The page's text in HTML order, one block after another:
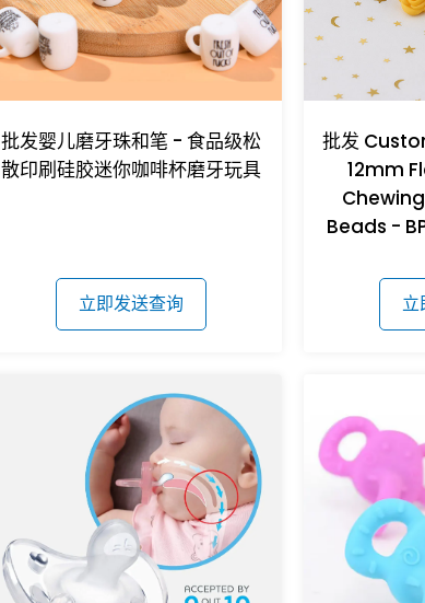
批发婴儿磨牙珠和笔 - 食品级松
散印刷硅胶迷你咖啡杯磨牙玩具
立即发送查询
批发
12mm
Beads -
立